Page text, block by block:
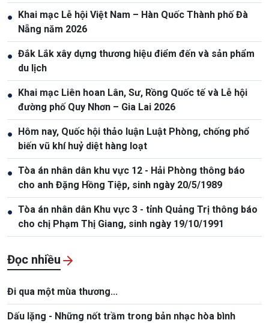
●
Khai mạc Lễ hội Việt Nam – Hàn Quốc Thành phố Đà
Nẵng năm 2026
● Đắk Lắk xây dựng thương hiệu điểm đến và sản phẩm
du lịch
●
Khai mạc Liên hoan Lân, Sư, Rồng Quốc tế và Lễ hội
đường phố Quy Nhơn – Gia Lai 2026
●
Hôm nay, Quốc hội thảo luận Luật Phòng, chống phổ
biến vũ khí huỷ diệt hàng loạt
● Tòa án nhân dân khu vực 12 - Hải Phòng thông báo
cho anh Đặng Hồng Tiệp, sinh ngày 20/5/1989
● Tòa án nhân dân Khu vực 3 - tỉnh Quảng Trị thông báo
cho chị Phạm Thị Giang, sinh ngày 19/10/1991
Đọc nhiều
Đi qua một mùa thương...
Dấu lặng - Những nốt trầm trong bản nhạc hòa bình